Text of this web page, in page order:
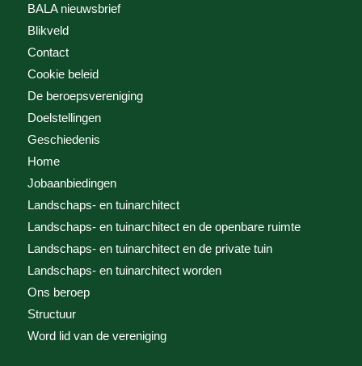
BALA nieuwsbrief
Blikveld
Contact
Cookie beleid
De beroepsvereniging
Doelstellingen
Geschiedenis
Home
Jobaanbiedingen
Landschaps- en tuinarchitect
Landschaps- en tuinarchitect en de openbare ruimte
Landschaps- en tuinarchitect en de private tuin
Landschaps- en tuinarchitect worden
Ons beroep
Structuur
Word lid van de vereniging